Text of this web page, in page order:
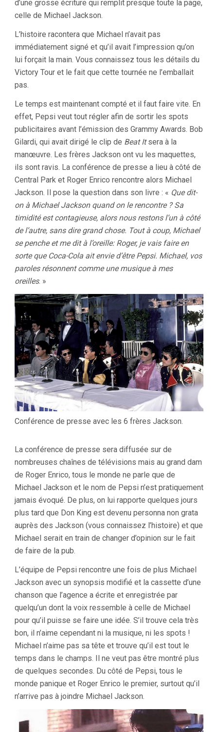
d’une grosse écriture qui remplit presque toute la page,
celle de Michael Jackson.
L’histoire racontera que Michael n’avait pas
immédiatement signé et qu’il avait l’impression qu’on
lui forçait la main. Vous connaissez tous les détails du
Victory Tour et le fait que cette tournée ne l’emballait
pas.
Le temps est maintenant compté et il faut faire vite. En
effet, Pepsi veut tout régler afin de sortir les spots
publicitaires avant l’émission des Grammy Awards. Bob
Gilardi, qui avait dirigé le clip de Beat Itsera à la
manœuvre. Les frères Jackson ont vu les maquettes,
ils sont ravis. La conférence de presse a lieu à côté de
Central Park et Roger Enrico rencontre alors Michael
Jackson. Il pose la question dans son livre : « Que dit-
on à Michael Jackson quand on le rencontre ? Sa
timidité est contagieuse, alors nous restons l’un à côté
de l’autre, sans dire grand chose. Tout à coup, Michael
se penche et me dit à l’oreille: Roger, je vais faire en
sorte que Coca-Cola ait envie d’être Pepsi. Michael, vos
paroles résonnent comme une musique à mes
oreilles. »
Conférence de presse avec les 6 frères Jackson.
La conférence de presse sera diffusée sur de
nombreuses chaînes de télévisions mais au grand dam
de Roger Enrico, tous le monde ne parle que de
Michael Jackson et le nom de Pepsi n’est pratiquement
jamais évoqué. De plus, on lui rapporte quelques jours
plus tard que Don King est devenu personna non grata
auprès des Jackson (vous connaissez l’histoire) et que
Michael serait en train de changer d’opinion sur le fait
de faire de la pub.
L’équipe de Pepsi rencontre une fois de plus Michael
Jackson avec un synopsis modifié et la cassette d’une
chanson que l’agence a écrite et enregistrée par
quelqu’un dont la voix ressemble à celle de Michael
pour qu’il puisse se faire une idée. S’il trouve cela très
bon, il n’aime cependant ni la musique, ni les spots !
Michael n’aime pas sa tête et trouve qu’il est tout le
temps dans le champs. Il ne veut pas être montré plus
de quelques secondes. Du côté de Pepsi, tous le
monde panique et Roger Enrico le premier, surtout qu’il
n’arrive pas à joindre Michael Jackson.